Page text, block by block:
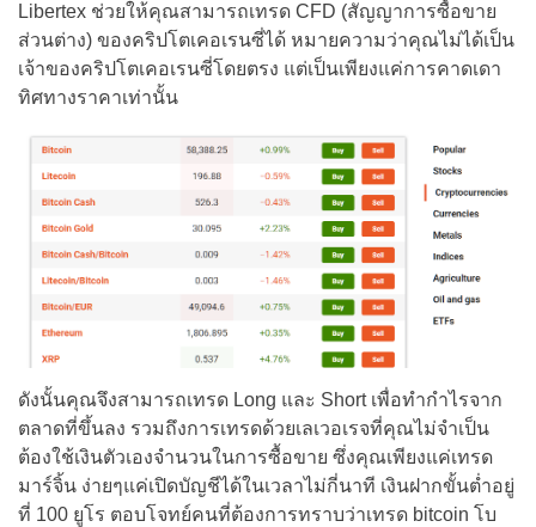
Libertex ช่วยให้คุณสามารถเทรด CFD (สัญญาการซื้อขาย
ส่วนต่าง) ของคริปโตเคอเรนซี่ได้ หมายความว่าคุณไม่ได้เป็น
เจ้าของคริปโตเคอเรนซี่โดยตรง แต่เป็นเพียงแค่การคาดเดา
ทิศทางราคาเท่านั้น
ดังนั้นคุณจึงสามารถเทรด Long และ Short เพื่อทำกำไรจาก
ตลาดที่ขึ้นลง รวมถึงการเทรดด้วยเลเวอเรจที่คุณไม่จำเป็น
ต้องใช้เงินตัวเองจำนวนในการซื้อขาย ซึ่งคุณเพียงแค่เทรด
มาร์จิ้น ง่ายๆแค่เปิดบัญชีได้ในเวลาไม่กี่นาที เงินฝากขั้นต่ำอยู่
ที่ 100 ยูโร ตอบโจทย์คนที่ต้องการทราบว่าเทรด bitcoin โบ